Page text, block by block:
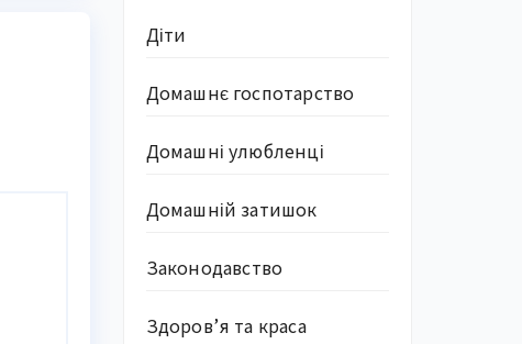
Діти
Домашнє госпотарство
Домашні улюбленці
Домашній затишок
Законодавство
Здоров’я та краса